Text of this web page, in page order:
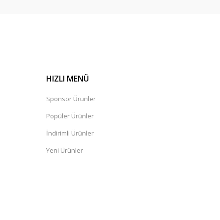
HIZLI MENÜ
Sponsor Ürünler
Popüler Ürünler
İndirimli Ürünler
Yeni Ürünler